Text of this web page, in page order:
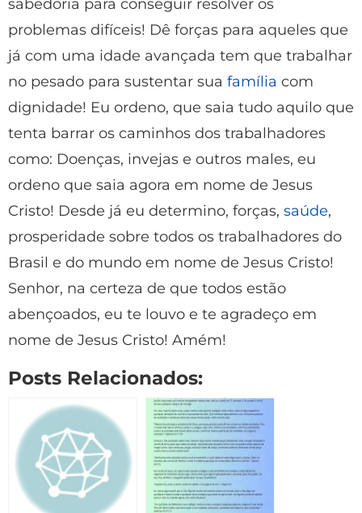
sabedoria para conseguir resolver os
problemas difíceis! Dê forças para aqueles que
já com uma idade avançada tem que trabalhar
no pesado para sustentar sua família com
dignidade! Eu ordeno, que saia tudo aquilo que
tenta barrar os caminhos dos trabalhadores
como: Doenças, invejas e outros males, eu
ordeno que saia agora em nome de Jesus
Cristo! Desde já eu determino, forças, saúde,
prosperidade sobre todos os trabalhadores do
Brasil e do mundo em nome de Jesus Cristo!
Senhor, na certeza de que todos estão
abençoados, eu te louvo e te agradeço em
nome de Jesus Cristo! Amém!
Posts Relacionados: